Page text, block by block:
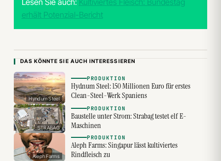
Lesen Sie auch: Kultiviertes Fleisch: Bundestag
erhält Potenzial-Bericht
DAS KÖNNTE SIE AUCH INTERESSIEREN
Hyndum Steel
PRODUKTION
Hydnum Steel: 150 Millionen Euro für erstes
Clean-Steel-Werk Spaniens
STRABAG
PRODUKTION
Baustelle unter Strom: Strabag testet elf E-
Maschinen
Aleph Farms
PRODUKTION
Aleph Farms: Singapur lässt kultiviertes
Rindfleisch zu